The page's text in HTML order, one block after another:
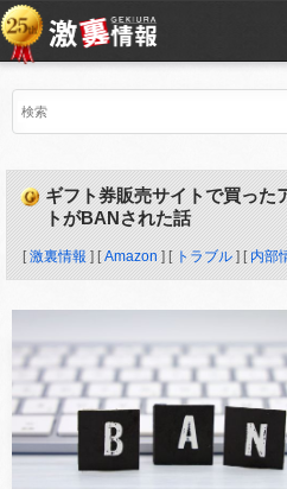
ギフト券販売サイトで買っ
トがBANされた話
[激裏情報 ] [Amazon ] [ トラブル ] [ 内部